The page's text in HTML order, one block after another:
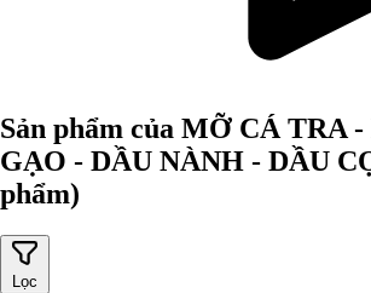
Sản phẩm của MỠ CÁ TRA
GẠO - DẦU NÀNH - DẦU
phẩm)
Lọc